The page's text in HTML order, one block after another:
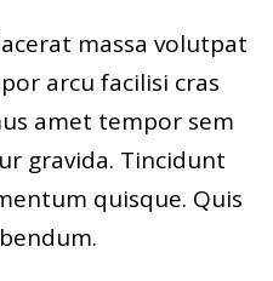
massa volutpat
arcu facilisi cras
amet tempor sem
gravida. Tincidunt
quisque. Quis